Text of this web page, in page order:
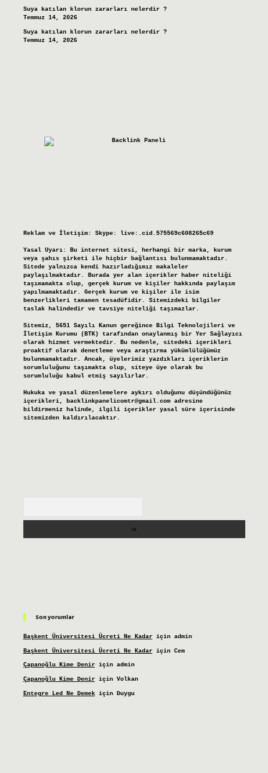
Suya katılan klorun zararları nelerdir ?
Temmuz 14, 2026
Suya katılan klorun zararları nelerdir ?
Temmuz 14, 2026
Reklam ve İletişim: Skype: live:.cid.575569c608265c69
Yasal Uyarı:
Bu internet sitesi, herhangi bir marka, kurum
veya şahıs şirketi ile hiçbir bağlantısı bulunmamaktadır.
Sitede yalnızca kendi hazırladığımız makaleler
paylaşılmaktadır. Burada yer alan içerikler haber niteliği
taşımamakta olup, gerçek kurum ve kişiler hakkında paylaşım
yapılmamaktadır. Gerçek kurum ve kişiler ile isim
benzerlikleri tamamen tesadüfidir. Sitemizdeki bilgiler
taslak halindedir ve tavsiye niteliği taşımazlar.
Sitemiz, 5651 Sayılı Kanun gereğince Bilgi Teknolojileri ve
İletişim Kurumu (BTK) tarafından onaylanmış bir Yer Sağlayıcı
olarak hizmet vermektedir. Bu nedenle, sitedeki içerikleri
proaktif olarak denetleme veya araştırma yükümlülüğümüz
bulunmamaktadır. Ancak, üyelerimiz yazdıkları içeriklerin
sorumluluğunu taşımakta olup, siteye üye olarak bu
sorumluluğu kabul etmiş sayılırlar.
Hukuka ve yasal düzenlemelere aykırı olduğunu düşündüğünüz
içerikleri, backlinkpanelicomtr@gmail.comadresine
bildirmeniz halinde, ilgili içerikler yasal süre içerisinde
sitemizden kaldırılacaktır.
Son yorumlar
Başkent Üniversitesi Ücreti Ne Kadariçin admin
Başkent Üniversitesi Ücreti Ne Kadariçin Cem
Çapanoğlu Kime Deniriçin admin
Çapanoğlu Kime Deniriçin Volkan
Entegre Led Ne Demekiçin Duygu